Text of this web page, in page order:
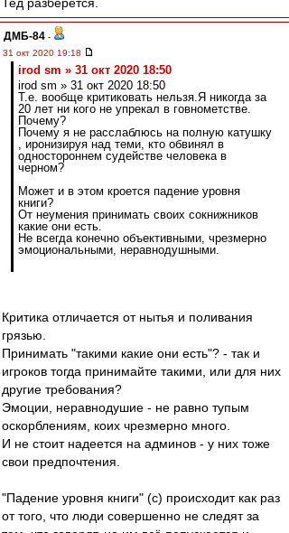
ДМБ-84 -
31 окт 2020 19:18
irod sm » 31 окт 2020 18:50
irod sm » 31 окт 2020 18:50
Т.е. вообще критиковать нельзя.Я никогда за
20 лет ни кого не упрекал в говнометстве.
Почему?
Почему я не расслаблюсь на полную катушку
, иронизируя над теми, кто обвинял в
одностороннем судействе человека в
черном?
Может и в этом кроется падение уровня
книги?
От неумения принимать своих сокнижников
какие они есть.
Не всегда конечно объективными, чрезмерно
эмоциональными, неравнодушными.
Критика отличается от нытья и поливания
грязью.
Принимать "такими какие они есть"? - так и
игроков тогда принимайте такими, или для них
другие требования?
Эмоции, неравнодушие - не равно тупым
оскорблениям, коих чрезмерно много.
И не стоит надеется на админов - у них тоже
свои предпочтения.
"Падение уровня книги" (с) происходит как раз
от того, что люди совершенно не следят за